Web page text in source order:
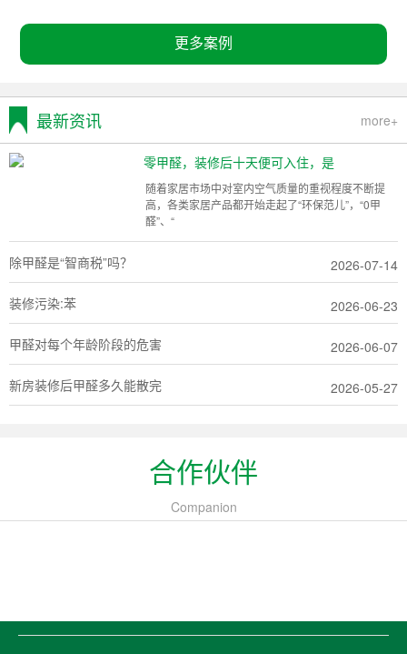
更多案例
最新资讯 more+
零甲醛，装修后十天便可入住，是
随着家居市场中对室内空气质量的重视程度不断提
高，各类家居产品都开始走起了“环保范儿”，“0甲
醛”、“
除甲醛是“智商税”吗？ 2026-07-14
装修污染:苯 2026-06-23
甲醛对每个年龄阶段的危害 2026-06-07
新房装修后甲醛多久能散完 2026-05-27
合作伙伴
Companion